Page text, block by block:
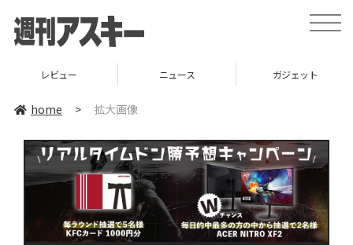
toggle
レビュー ニュース ガジェット
home > 拡大画像